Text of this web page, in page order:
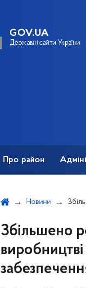
GOV.UA
Державні сайти України
Про район
Новини Збільшено
Збільшено